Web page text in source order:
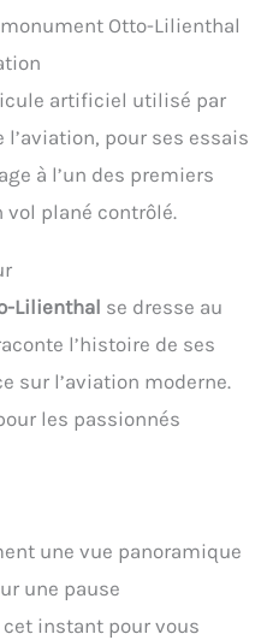
Otto-Lilienthal
artificiel utilisé par
pour ses essais
à l’un des premiers
vol plané contrôlé.
Lilienthal se dresse au
l’histoire de ses
sur l’aviation moderne.
les passionnés
une vue panoramique
une pause
instant pour vous